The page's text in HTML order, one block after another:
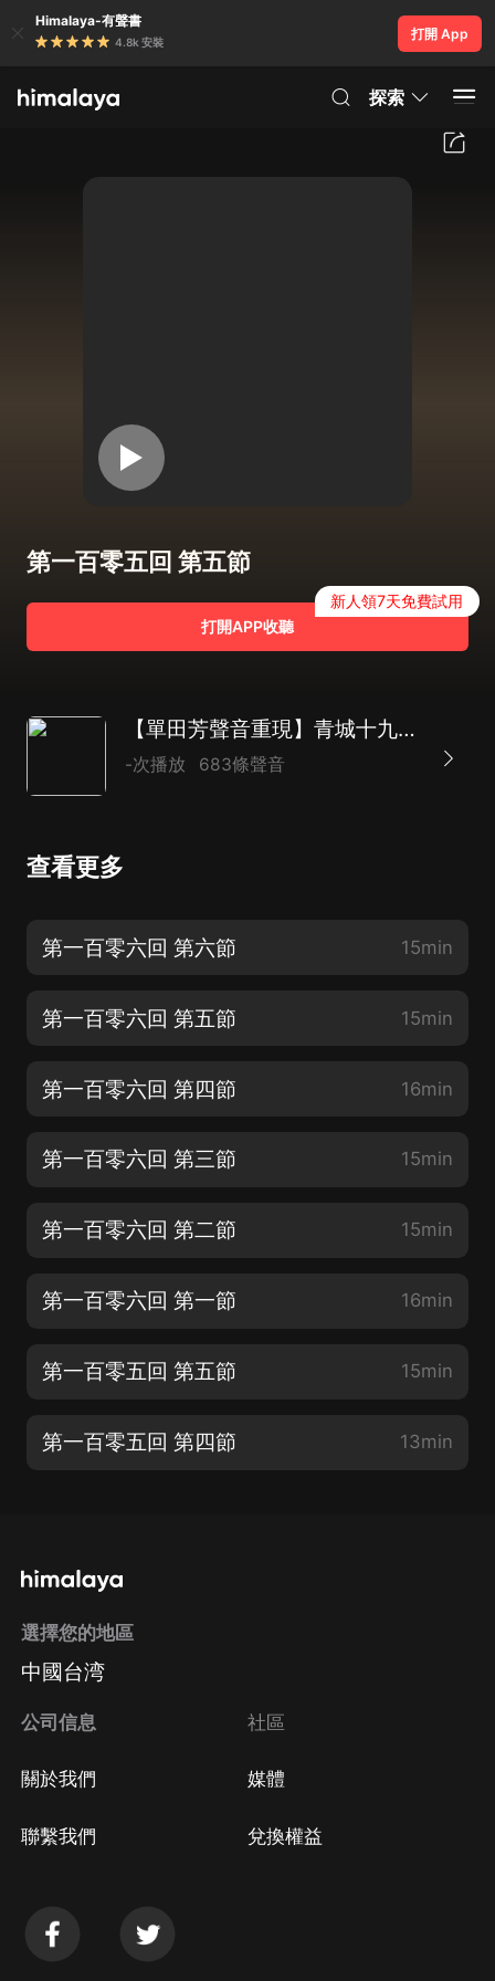
Himalaya-有聲書
4.8k 安裝
打開 App
探索
第一百零五回 第五節
打開APP收聽
新人領7天免費試用
【單田芳聲音重現】青城十九俠|《蜀山劍俠傳》姊妹篇|還珠樓主代表作|新評書
-次播放 683條聲音
查看更多
第一百零六回 第六節 15min
第一百零六回 第五節 15min
第一百零六回 第四節 16min
第一百零六回 第三節 15min
第一百零六回 第二節 15min
第一百零六回 第一節 16min
第一百零五回 第五節 15min
第一百零五回 第四節 13min
選擇您的地區
中國台湾
公司信息
關於我們
聯繫我們
社區
媒體
兌換權益